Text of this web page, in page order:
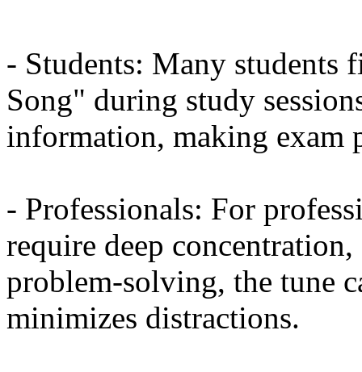
- Students: Many
Song" during study
information, making exam
- Professionals: For
require deep
problem-solving, the tune
minimizes distractions.